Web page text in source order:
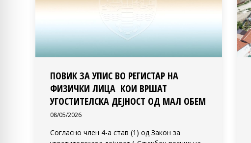
ПОВИК ЗА УПИС ВО РЕГИСТАР НА
ФИЗИЧКИ ЛИЦА КОИ ВРШАТ
УГОСТИТЕЛСКА ДЕЈНОСТ ОД МАЛ ОБЕМ
08/05/2026
Согласно член 4-а став (1) од Закон за